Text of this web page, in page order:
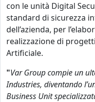
con le unità Digital
standard di sicurezza
dell’azienda, per
realizzazione di
Artificiale.
"Var Group compie un
Industries, diventando
Business Unit